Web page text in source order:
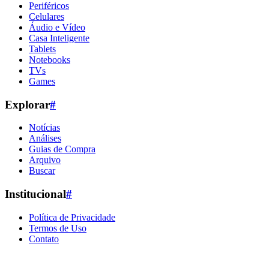
Periféricos
Celulares
Áudio e Vídeo
Casa Inteligente
Tablets
Notebooks
TVs
Games
Explorar#
Notícias
Análises
Guias de Compra
Arquivo
Buscar
Institucional#
Política de Privacidade
Termos de Uso
Contato